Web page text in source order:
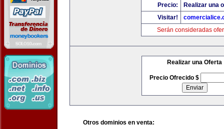
Precio:
Realizar una
Visitar!
Serán consideradas
Realizar una Oferta
Precio Ofrecido $
Otros dominios en venta: